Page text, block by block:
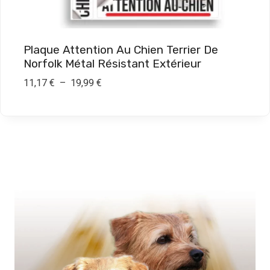
€
à
9
,
9
Plaque Attention Au Chien Terrier De
Norfolk Métal Résistant Extérieur
11,17 € – 19,99 €P
i
x